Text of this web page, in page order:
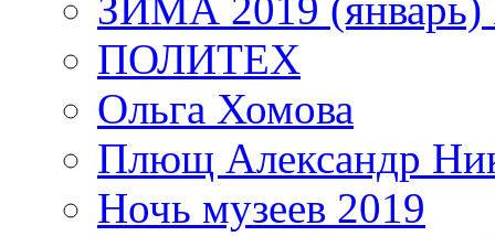
ЗИМА 2019 (январь)
ПОЛИТЕХ
Ольга Хомова
Плющ Александр
Ночь музеев 2019